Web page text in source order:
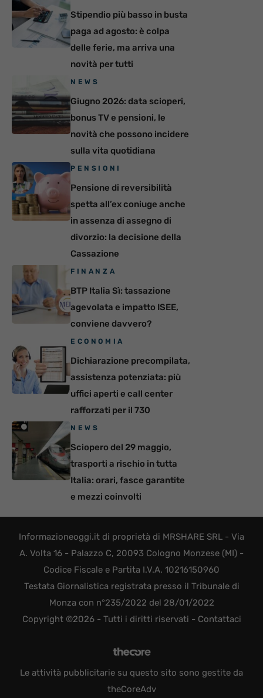
Stipendio più basso in busta
paga ad agosto: è colpa
delle ferie, ma arriva una
novità per tutti
NEWS
Giugno 2026: data scioperi,
bonus TV e pensioni, le
novità che possono incidere
sulla vita quotidiana
PENSIONI
Pensione di reversibilità
spetta all’ex coniuge anche
in assenza di assegno di
divorzio: la decisione della
Cassazione
FINANZA
BTP Italia Sì: tassazione
agevolata e impatto ISEE,
conviene davvero?
ECONOMIA
Dichiarazione precompilata,
assistenza potenziata: più
uffici aperti e call center
rafforzati per il 730
NEWS
Sciopero del 29 maggio,
trasporti a rischio in tutta
Italia: orari, fasce garantite
e mezzi coinvolti
Informazioneoggi.it di proprietà di MRSHARE SRL - Via
A. Volta 16 - Palazzo C, 20093 Cologno Monzese (MI) -
Codice Fiscale e Partita I.V.A. 10216150960
Testata Giornalistica registrata presso il Tribunale di
Monza con n°235/2022 del 28/01/2022
Copyright ©2026 - Tutti i diritti riservati - Contattaci
Le attività pubblicitarie su questo sito sono gestite da
theCoreAdv